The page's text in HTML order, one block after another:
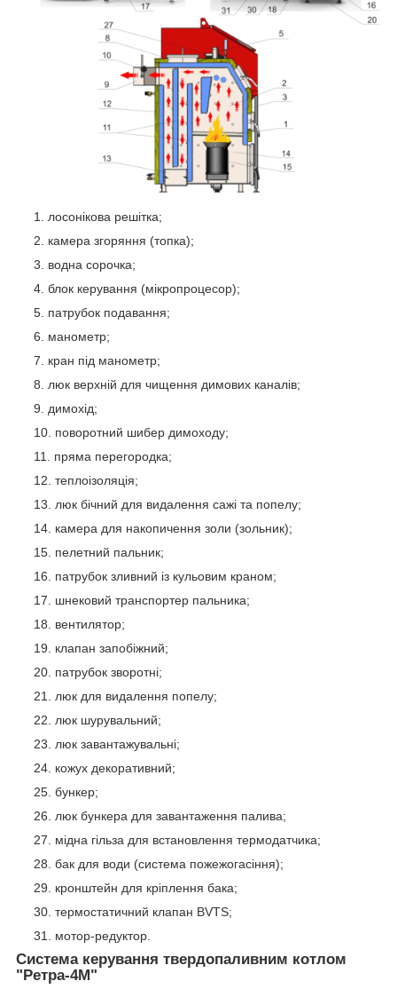
лосонікова решітка;
камера згоряння (топка);
водна сорочка;
блок керування (мікропроцесор);
патрубок подавання;
манометр;
кран під манометр;
люк верхній для чищення димових каналів;
димохід;
поворотний шибер димоходу;
пряма перегородка;
теплоізоляція;
люк бічний для видалення сажі та попелу;
камера для накопичення золи (зольник);
пелетний пальник;
патрубок зливний із кульовим краном;
шнековий транспортер пальника;
вентилятор;
клапан запобіжний;
патрубок зворотні;
люк для видалення попелу;
люк шурувальний;
люк завантажувальні;
кожух декоративний;
бункер;
люк бункера для завантаження палива;
мідна гільза для встановлення термодатчика;
бак для води (система пожежогасіння);
кронштейн для кріплення бака;
термостатичний клапан BVTS;
мотор-редуктор.
Система керування твердопаливним котлом
"Ретра-4М"